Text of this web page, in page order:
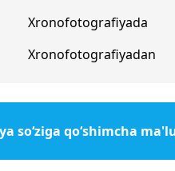
Xronofotografiyada
Xronofotografiyadan
so‘ziga qo‘shimcha